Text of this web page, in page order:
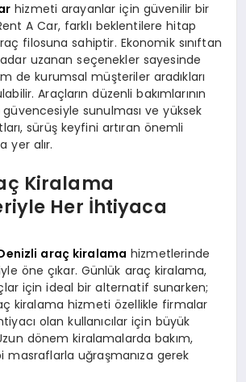
hizmeti arayanlar için güvenilir bir
A Car, farklı beklentilere hitap
filosuna sahiptir. Ekonomik sınıftan
uzanan seçenekler sayesinde
de kurumsal müşteriler aradıkları
Araçların düzenli bakımlarının
güvencesiyle sunulması ve yüksek
sürüş keyfini artıran önemli
yer alır.
Kiralama
Her İhtiyaca
araç kiralama hizmetlerinde
öne çıkar. Günlük araç kiralama,
için ideal bir alternatif sunarken;
kiralama hizmeti özellikle firmalar
olan kullanıcılar için büyük
dönem kiralamalarda bakım,
masraflarla uğraşmanıza gerek